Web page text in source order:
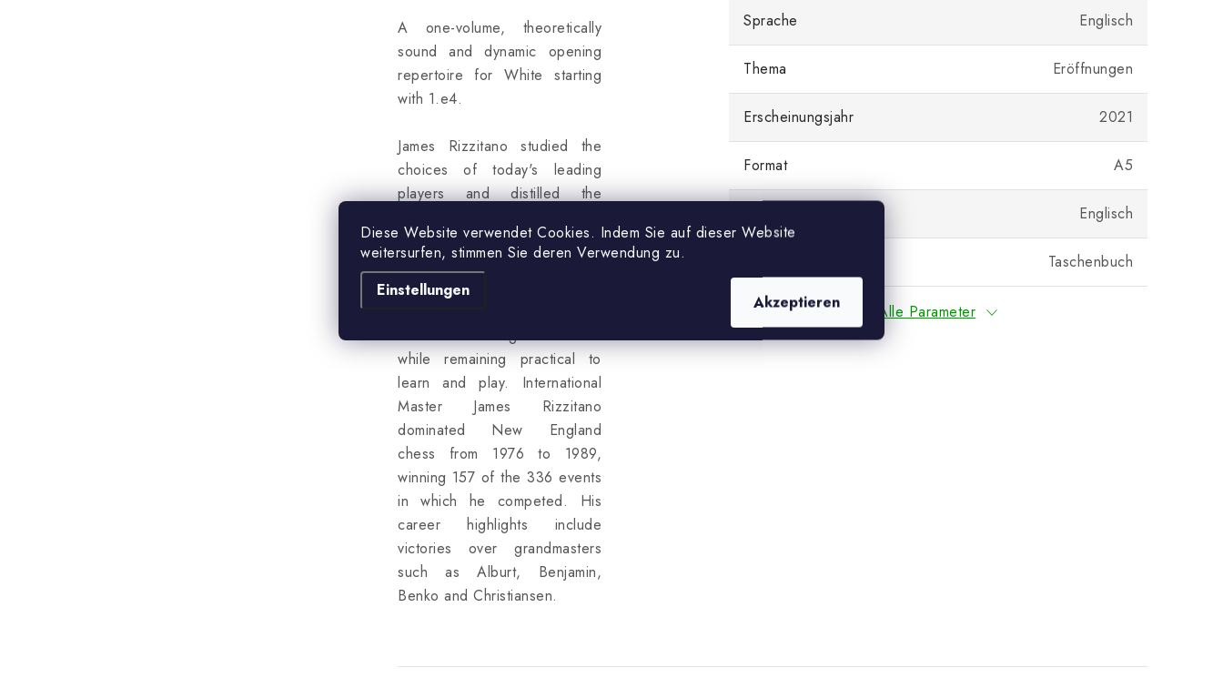
Diese Website verwendet Cookies. Indem Sie auf dieser Website
weitersurfen, stimmen Sie deren Verwendung zu.
Einstellungen
Akzeptieren
A one-volume, theoretically
sound and dynamic opening
repertoire for White starting
with 1.e4.
James Rizzitano studied the
choices of today's leading
players and distilled the
coherent set of lines, with full
coverage of all of Black's main
defences. The chosen
chance of seizing the initiative
while remaining practical to
learn and play. International
Master James Rizzitano
dominated New England
chess from 1976 to 1989,
winning 157 of the 336 events
in which he competed. His
career highlights include
victories over grandmasters
such as Alburt, Benjamin,
Benko and Christiansen.
Sprache Englisch
Thema Eröffnungen
Erscheinungsjahr 2021
Format A5
Englisch
Taschenbuch
Alle Parameter